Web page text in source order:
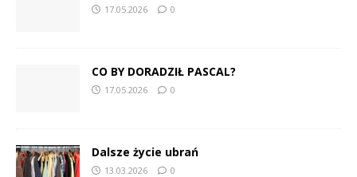
17.05.2026 0
CO BY DORADZIŁ PASCAL?
17.05.2026 0
Dalsze życie ubrań
13.03.2026 0